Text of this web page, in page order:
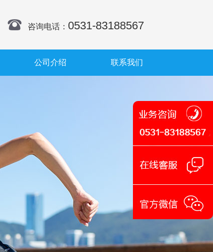
咨询电话： 0531-83188567
公司介绍 联系我们